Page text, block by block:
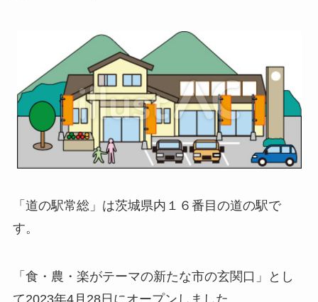
「道の駅常総」は茨城県内１６番目の道の駅で
す。
「食・農・楽がテーマの新たな市の玄関口」とし
て2023年4月28日にオープンしました。